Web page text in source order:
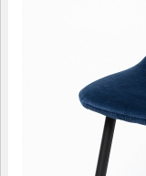
ДОМАШНИЙ